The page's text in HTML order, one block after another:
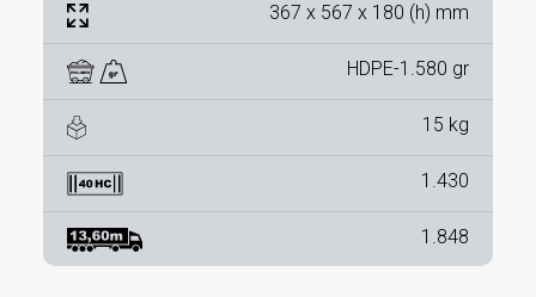
367 x 567 x 180 (h) mm
HDPE-1.580 gr
15 kg
1.430
1.848